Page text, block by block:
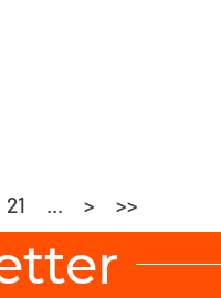
21 ... > >>